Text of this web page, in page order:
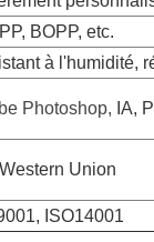
BOPP, etc.
à l'humidité,
Photoshop, IA,
Union
ISO14001